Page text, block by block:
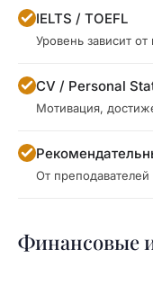
IELTS / TOEFL
Уровень зависит
CV / Personal
Мотивация,
От преподавателей
Финансовые